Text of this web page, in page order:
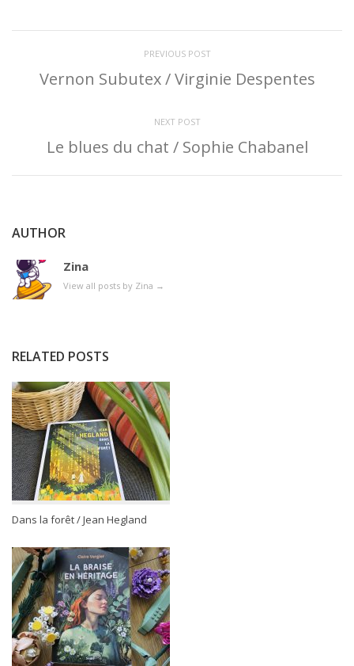
PREVIOUS POST
Vernon Subutex / Virginie Despentes
NEXT POST
Le blues du chat / Sophie Chabanel
AUTHOR
Zina
View all posts by Zina →
RELATED POSTS
Dans la forêt / Jean Hegland